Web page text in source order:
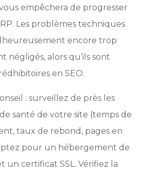
empêchera de progresser
Les problèmes techniques
encore trop
négligés, alors qu’ils sont
en SEO.
: surveillez de près les
santé de votre site (temps de
taux de rebond, pages en
pour un hébergement de
un certificat SSL. Vérifiez la